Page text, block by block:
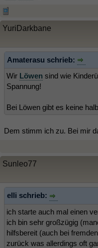
YuriDarkbane
Amaterasu schrieb:
Wir Löwen sind wie
Spannung!
Bei Löwen gibt es keine
Dem stimm ich zu. Bei mir
Sunleo77
elli schrieb:
ich starte auch mal einen
ich bin sehr großzügig
hilfsbereit (auch bei
zurück was allerdings oft